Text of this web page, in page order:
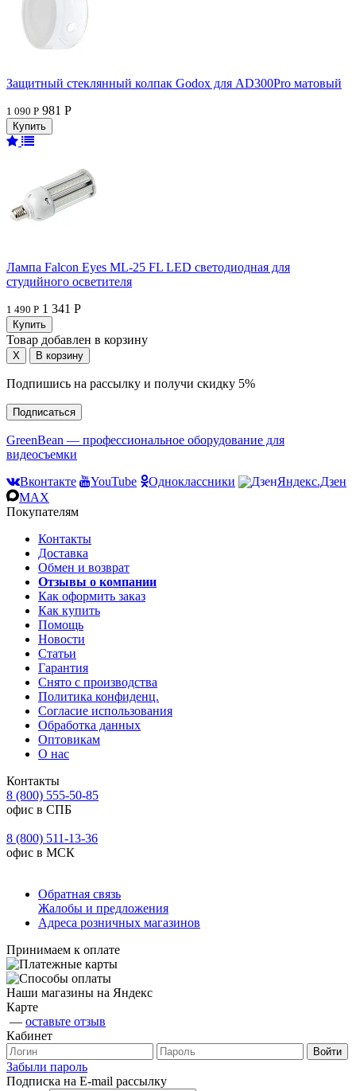
Защитный стеклянный колпак Godox для AD300Pro матовый
1 090 Р 981 Р
Лампа Falcon Eyes ML-25 FL LED светодиодная для
студийного осветителя
1 490 Р 1 341 Р
Товар добавлен в корзину
Подпишись на рассылку и получи скидку 5%
Подписаться
GreenBean — профессиональное оборудование для
видеосъемки
Вконтакте
YouTube Одноклассники
Яндекс.Дзен
MAX
Покупателям
Контакты
Доставка
Обмен и возврат
Отзывы о компании
Как оформить заказ
Как купить
Помощь
Новости
Статьи
Гарантия
Снято с производства
Политика конфиденц.
Согласие использования
Обработка данных
Оптовикам
О нас
Контакты
8 (800) 555-50-85
офис в СПБ
8 (800) 511-13-36
офис в МСК
Обратная связь
Жалобы и предложения
Адреса розничных магазинов
Принимаем к оплате
Наши магазины на Яндекс
Карте
— оставьте отзыв
Кабинет
Забыли пароль
Подписка на E-mail рассылку